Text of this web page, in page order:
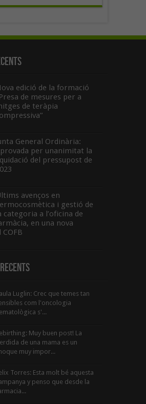
edició de la formació
de mesures per a
de teràpia
General Ordinària:
per unanimitat la
del pressupost de
avenços en
i gestió de
categoria a l’oficina de
en una nova
Luglin: Crec que temes tan
com l'oncologia
s'...
Muy buen post! La
de una mama es un
muy impor...
Torres: Esta molt bé aquesta
y penso que desde la